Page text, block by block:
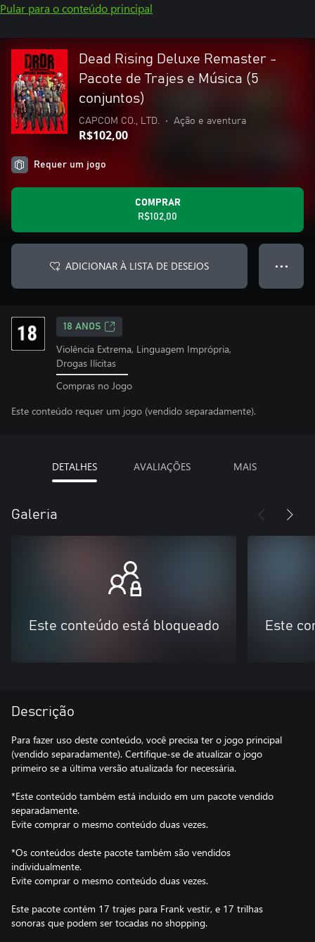
Pular para o conteúdo principal
Dead Rising Deluxe Remaster -
Pacote de Trajes e Música (5
conjuntos)
CAPCOM CO., LTD. • Ação e aventura
R$102,00
Requer um jogo
COMPRAR
R$102,00
ADICIONAR À LISTA DE DESEJOS ● ● ●
18 ANOS
Violência Extrema, Linguagem Imprópria,
Drogas Ilícitas
Compras no Jogo
Este conteúdo requer um jogo (vendido separadamente).
DETALHES AVALIAÇÕES MAIS
Galeria
Este conteúdo está bloqueado Este
Descrição
Para fazer uso deste conteúdo, você precisa ter o jogo principal
(vendido separadamente). Certifique-se de atualizar o jogo
primeiro se a última versão atualizada for necessária.
*Este conteúdo também está incluido em um pacote vendido
separadamente.
Evite comprar o mesmo conteúdo duas vezes.
*Os conteúdos deste pacote também são vendidos
individualmente.
Evite comprar o mesmo conteúdo duas vezes.
Este pacote contém 17 trajes para Frank vestir, e 17 trilhas
sonoras que podem ser tocadas no shopping.